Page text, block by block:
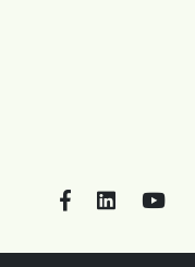
FacebookLinkedIn